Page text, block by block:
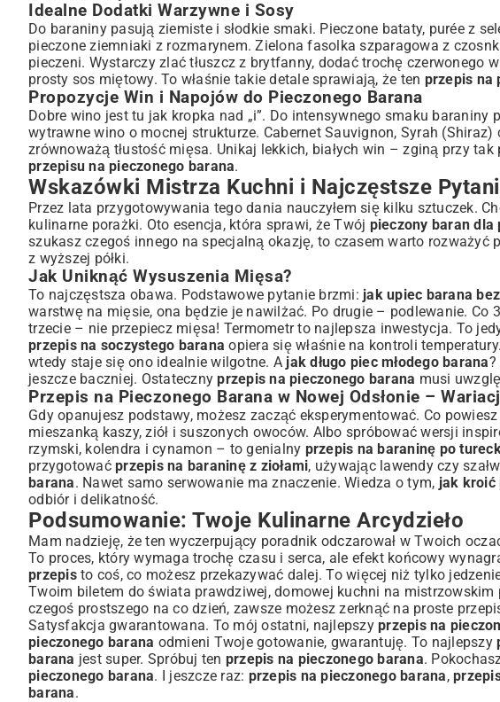
Idealne Dodatki Warzywne i Sosy
Do baraniny pasują ziemiste i słodkie smaki. Pieczone bataty, purée z
pieczone ziemniaki z rozmarynem. Zielona fasolka szparagowa z
pieczeni. Wystarczy zlać tłuszcz z brytfanny, dodać trochę czerwonego
prosty sos miętowy. To właśnie takie detale sprawiają, że ten przepis na
Propozycje Win i Napojów do Pieczonego Barana
Dobre wino jest tu jak kropka nad „i”. Do intensywnego smaku
wytrawne wino o mocnej strukturze. Cabernet Sauvignon, Syrah
zrównoważą tłustość mięsa. Unikaj lekkich, białych win – zginą przy
przepisu na pieczonego barana.
Wskazówki Mistrza Kuchni i Najczęstsze
Przez lata przygotowywania tego dania nauczyłem się kilku sztuczek.
kulinarne porażki. Oto esencja, która sprawi, że Twój pieczony baran dla
szukasz czegoś innego na specjalną okazję, to czasem warto rozważyć
z wyższej półki.
Jak Uniknąć Wysuszenia Mięsa?
To najczęstsza obawa. Podstawowe pytanie brzmi: jak upiec barana
warstwę na mięsie, ona będzie je nawilżać. Po drugie – podlewanie.
trzecie – nie przepiecz mięsa! Termometr to najlepsza inwestycja. To
przepis na soczystego barana opiera się właśnie na kontroli
wtedy staje się ono idealnie wilgotne. A jak długo piec młodego barana
jeszcze baczniej. Ostatecznyprzepis na pieczonego barana musi
Przepis na Pieczonego Barana w Nowej Odsłonie –
Gdy opanujesz podstawy, możesz zacząć eksperymentować. Co
mieszanką kaszy, ziół i suszonych owoców. Albo spróbować wersji
rzymski, kolendra i cynamon – to genialny przepis na baraninę po
przygotować przepis na baraninę z ziołami, używając lawendy czy
barana. Nawet samo serwowanie ma znaczenie. Wiedza o tym, jak kroić
odbiór i delikatność.
Podsumowanie: Twoje Kulinarne Arcydzieło
Mam nadzieję, że ten wyczerpujący poradnik odczarował w Twoich
To proces, który wymaga trochę czasu i serca, ale efekt końcowy
przepisto coś, co możesz przekazywać dalej. To więcej niż tylko
Twoim biletem do świata prawdziwej, domowej kuchni na
czegoś prostszego na co dzień, zawsze możesz zerknąć na proste
Satysfakcja gwarantowana. To mój ostatni, najlepszy przepis na
pieczonego barana odmieni Twoje gotowanie, gwarantuję. To najlepszy
barana jest super. Spróbuj ten przepis na pieczonego barana.
pieczonego barana. I jeszcze raz: przepis na pieczonego barana,
barana.